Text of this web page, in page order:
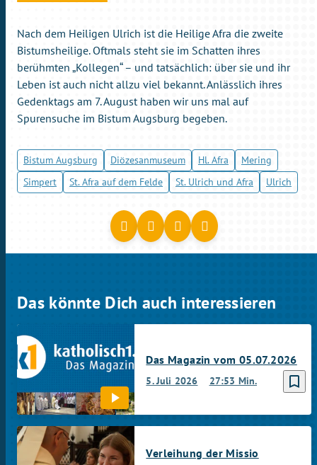
Nach dem Heiligen Ulrich ist die Heilige Afra die zweite
Bistumsheilige. Oftmals steht sie im Schatten ihres
berühmten „Kollegen“ – und tatsächlich: über sie und ihr
Leben ist auch nicht allzu viel bekannt. Anlässlich ihres
Gedenktags am 7. August haben wir uns mal auf
Spurensuche im Bistum Augsburg begeben.
Bistum Augsburg Diözesanmuseum Hl. Afra
Mering
Simpert
St. Afra auf dem Felde St. Ulrich und Afra Ulrich
Das könnte Dich auch interessieren
bookmark_border
5. Juli 2026 27:53 Min.
Das Magazin vom 05.07.2026
Verleihung der Missio